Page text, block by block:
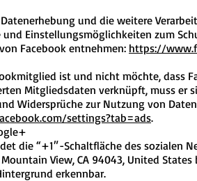
und die weitere
Einstellungsmöglichkeiten zum
Facebook entnehmen: https://
ist und nicht möchte, dass
Mitgliedsdaten verknüpft, muss er
Widersprüche zur Nutzung von
settings?tab=ads.
die “+1″-Schaltfläche des sozialen
View, CA 94043, United
erkennbar.